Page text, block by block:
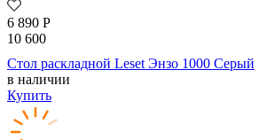
6 890 Р
10 600
Стол раскладной Leset Энзо 1000 Серый
в наличии
Купить